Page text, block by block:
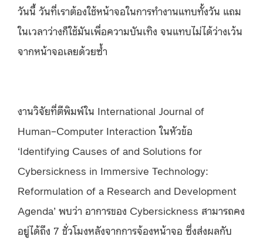
วันนี้ วันที่เราต้องใช้หน้าจอในการทำงานแทบทั้งวัน แถม
ในเวลาว่างก็ใช้มันเพื่อความบันเทิง จนแทบไม่ได้ว่างเว้น
จากหน้าจอเลยด้วยซ้ำ
งานวิจัยที่ตีพิมพ์ใน International Journal of
Human–Computer Interaction ในหัวข้อ
‘Identifying Causes of and Solutions for
Cybersickness in Immersive Technology:
Reformulation of a Research and Development
Agenda’ พบว่า อาการของ Cybersickness สามารถคง
อยู่ได้ถึง 7 ชั่วโมงหลังจากการจ้องหน้าจอ ซึ่งส่งผลกับ